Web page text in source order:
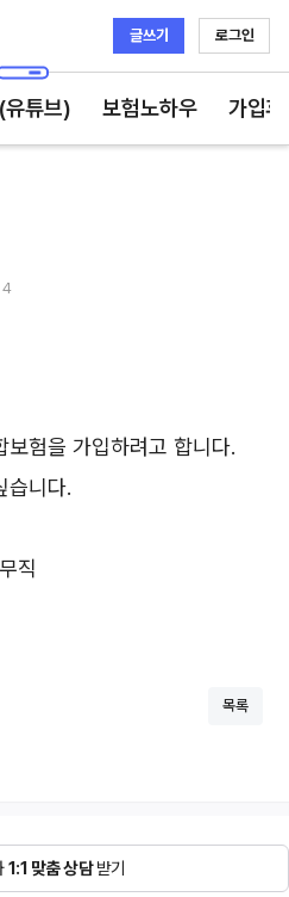
글쓰기 로그인
튜브) 보험노하우 가입
4
험을 가입하려고 합니다.
습니다.
직
목록
1:1 맞춤 상담받기